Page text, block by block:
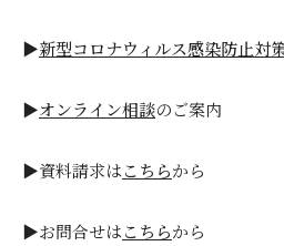
▶新型コロナウィルス感染防止対
▶オンライン相談のご案内
▶資料請求はこちらから
▶お問合せはこちらから